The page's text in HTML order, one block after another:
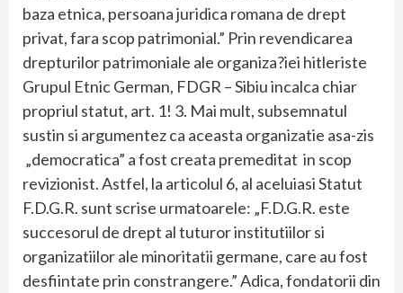
baza etnica, persoana juridica romana de drept
privat, fara scop patrimonial.” Prin revendicarea
drepturilor patrimoniale ale organiza?iei hitleriste
Grupul Etnic German, FDGR – Sibiu incalca chiar
propriul statut, art. 1! 3. Mai mult, subsemnatul
sustin si argumentez ca aceasta organizatie asa-zis
„democratica” a fost creata premeditat in scop
revizionist. Astfel, la articolul 6, al aceluiasi Statut
F.D.G.R. sunt scrise urmatoarele: „F.D.G.R. este
succesorul de drept al tuturor institutiilor si
organizatiilor ale minoritatii germane, care au fost
desfiintate prin constrangere.” Adica, fondatorii din